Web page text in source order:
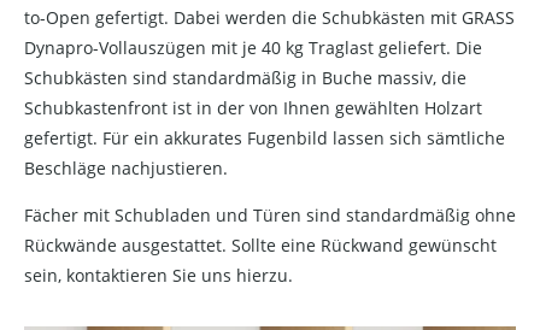
to-Open gefertigt. Dabei werden die Schubkästen mit GRASS
Dynapro-Vollauszügen mit je 40 kg Traglast geliefert. Die
Schubkästen sind standardmäßig in Buche massiv, die
Schubkastenfront ist in der von Ihnen gewählten Holzart
gefertigt. Für ein akkurates Fugenbild lassen sich sämtliche
Beschläge nachjustieren.
Fächer mit Schubladen und Türen sind standardmäßig ohne
Rückwände ausgestattet. Sollte eine Rückwand gewünscht
sein, kontaktieren Sie uns hierzu.